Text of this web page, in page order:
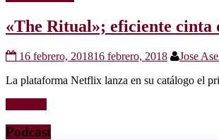
«The Ritual»; eficiente cinta
16 febrero, 201816 febrero, 2018 Jose
La plataforma Netflix lanza en su catálogo el
Podcast